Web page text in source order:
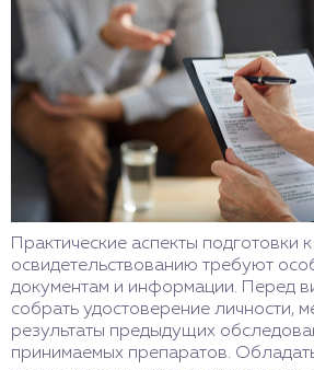
Практические аспекты подготовки к
освидетельствованию требуют
документам и информации. Перед
собрать удостоверение личности,
результаты предыдущих
принимаемых препаратов.